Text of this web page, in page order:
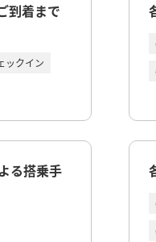
到着まで
ックイン
る搭乗手